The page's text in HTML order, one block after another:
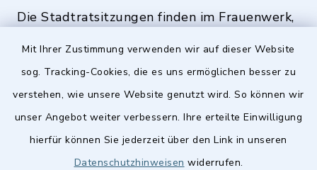
Mit Ihrer Zustimmung verwenden wir auf dieser Website
sog. Tracking-Cookies, die es uns ermöglichen besser zu
verstehen, wie unsere Website genutzt wird. So können wir
unser Angebot weiter verbessern. Ihre erteilte Einwilligung
hierfür können Sie jederzeit über den Link in unseren
Datenschutzhinweisen widerrufen.
Die Stadtratsitzungen finden im Frauenwerk,
Quicklinks
Stellenangebote